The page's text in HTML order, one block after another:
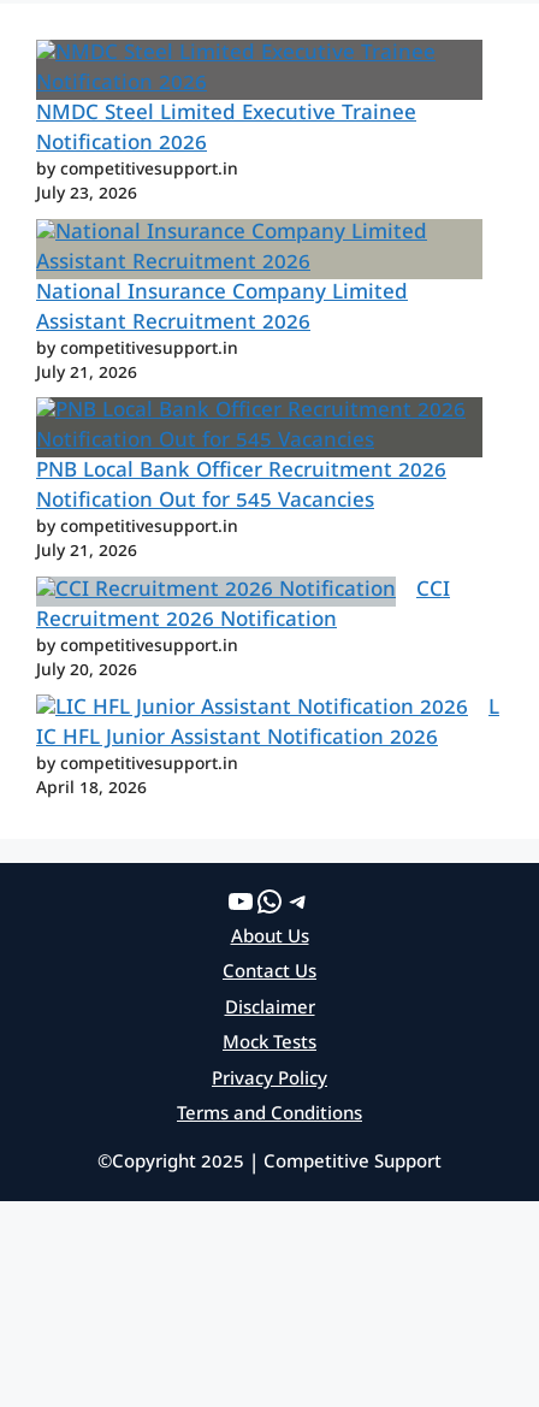
NMDC Steel Limited Executive Trainee
Notification 2026
by competitivesupport.in
July 23, 2026
National Insurance Company Limited
Assistant Recruitment 2026
by competitivesupport.in
July 21, 2026
PNB Local Bank Officer Recruitment 2026
Notification Out for 545 Vacancies
by competitivesupport.in
July 21, 2026
CCI
Recruitment 2026 Notification
by competitivesupport.in
July 20, 2026
L
IC HFL Junior Assistant Notification 2026
by competitivesupport.in
April 18, 2026
YouTube
WhatsApp
Telegram
About Us
Contact Us
Disclaimer
Mock Tests
Privacy Policy
Terms and Conditions
©Copyright 2025 | Competitive Support